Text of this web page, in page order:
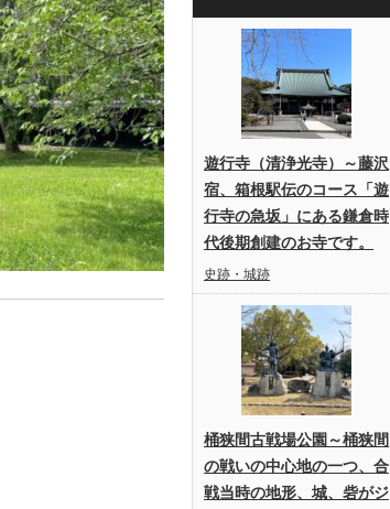
遊行寺（清浄光寺）～藤沢
宿、箱根駅伝のコース「遊
行寺の急坂」にある鎌倉時
代後期創建のお寺です。
史跡・城跡
桶狭間古戦場公園～桶狭間
の戦いの中心地の一つ、合
戦当時の地形、城、砦がジ